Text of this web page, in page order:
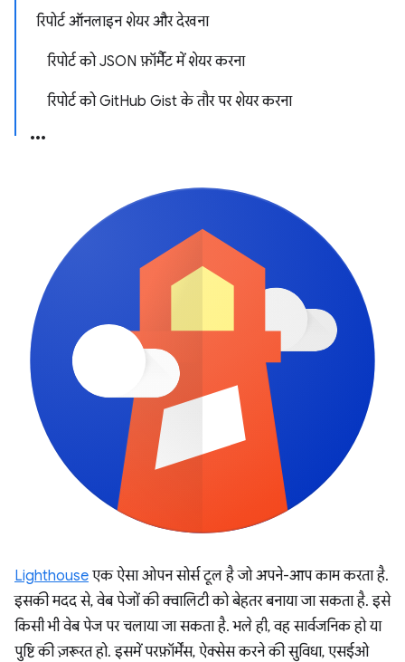
रिपोर्ट ऑनलाइन शेयर और देखना
रिपोर्ट को JSON फ़ॉर्मैट में शेयर करना
रिपोर्ट को GitHub Gist के तौर पर शेयर करना
Lighthouse एक ऐसा ओपन सोर्स टूल है जो अपने-आप काम करता है.
इसकी मदद से, वेब पेजों की क्वालिटी को बेहतर बनाया जा सकता है. इसे
किसी भी वेब पेज पर चलाया जा सकता है. भले ही, वह सार्वजनिक हो या
पुष्टि की ज़रूरत हो. इसमें परफ़ॉर्मेंस, ऐक्सेस करने की सुविधा, एसईओ